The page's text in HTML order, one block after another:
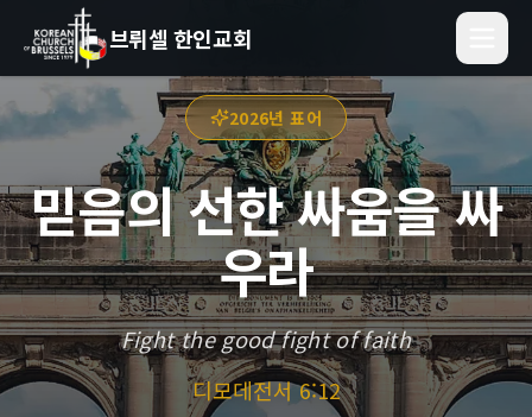
브뤼셀 한인교회
2026년 표어
믿음의 선한 싸움을 싸
우라
Fight the good fight of faith
디모데전서 6:12